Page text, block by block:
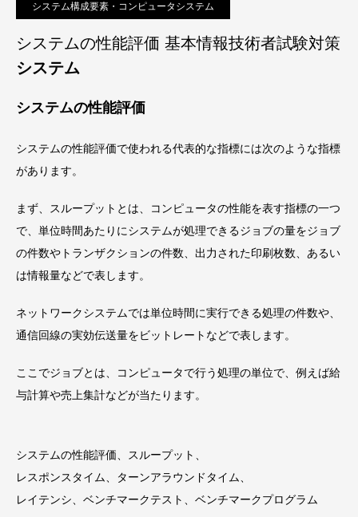
システム構成要素・コンピュータシステム
システムの性能評価 基本情報技術者試験対策
システム
システムの性能評価
システムの性能評価で使われる代表的な指標には次のような指標
があります。
まず、スループットとは、コンピュータの性能を表す指標の一つ
で、単位時間あたりにシステムが処理できるジョブの量をジョブ
の件数やトランザクションの件数、出力された印刷枚数、あるい
は情報量などで表します。
ネットワークシステムでは単位時間に実行できる処理の件数や、
通信回線の実効伝送量をビットレートなどで表します。
ここでジョブとは、コンピュータで行う処理の単位で、例えば給
与計算や売上集計などが当たります。
システムの性能評価、スループット、
レスポンスタイム、ターンアラウンドタイム、
レイテンシ、ベンチマークテスト、ベンチマークプログラム